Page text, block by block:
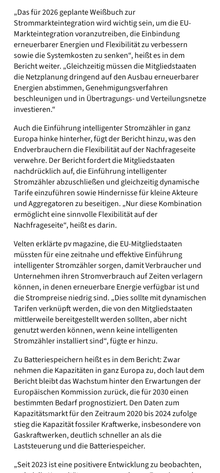
„Das für 2026 geplante Weißbuch zur
Strommarkteintegration wird wichtig sein, um die EU-
Markteintegration voranzutreiben, die Einbindung
erneuerbarer Energien und Flexibilität zu verbessern
sowie die Systemkosten zu senken“, heißt es in dem
Bericht weiter. „Gleichzeitig müssen die Mitgliedstaaten
die Netzplanung dringend auf den Ausbau erneuerbarer
Energien abstimmen, Genehmigungsverfahren
beschleunigen und in Übertragungs- und Verteilungsnetze
investieren.“
Auch die Einführung intelligenter Stromzähler in ganz
Europa hinke hinterher, fügt der Bericht hinzu, was den
Endverbrauchern die Flexibilität auf der Nachfrageseite
verwehre. Der Bericht fordert die Mitgliedstaaten
nachdrücklich auf, die Einführung intelligenter
Stromzähler abzuschließen und gleichzeitig dynamische
Tarife einzuführen sowie Hindernisse für kleine Akteure
und Aggregatoren zu beseitigen. „Nur diese Kombination
ermöglicht eine sinnvolle Flexibilität auf der
Nachfrageseite“, heißt es darin.
Velten erklärte pv magazine, die EU-Mitgliedstaaten
müssten für eine zeitnahe und effektive Einführung
intelligenter Stromzähler sorgen, damit Verbraucher und
Unternehmen ihren Stromverbrauch auf Zeiten verlagern
können, in denen erneuerbare Energie verfügbar ist und
die Strompreise niedrig sind. „Dies sollte mit dynamischen
Tarifen verknüpft werden, die von den Mitgliedstaaten
mittlerweile bereitgestellt werden sollten, aber nicht
genutzt werden können, wenn keine intelligenten
Stromzähler installiert sind“, fügte er hinzu.
Zu Batteriespeichern heißt es in dem Bericht: Zwar
nehmen die Kapazitäten in ganz Europa zu, doch laut dem
Bericht bleibt das Wachstum hinter den Erwartungen der
Europäischen Kommission zurück, die für 2030 einen
bestimmten Bedarf prognostiziert. Den Daten zum
Kapazitätsmarkt für den Zeitraum 2020 bis 2024 zufolge
stieg die Kapazität fossiler Kraftwerke, insbesondere von
Gaskraftwerken, deutlich schneller an als die
Laststeuerung und die Batteriespeicher.
„Seit 2023 ist eine positivere Entwicklung zu beobachten,